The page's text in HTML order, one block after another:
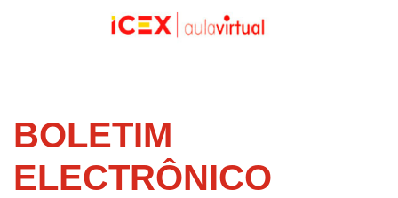
BOLETIM
ELECTRÔNICO